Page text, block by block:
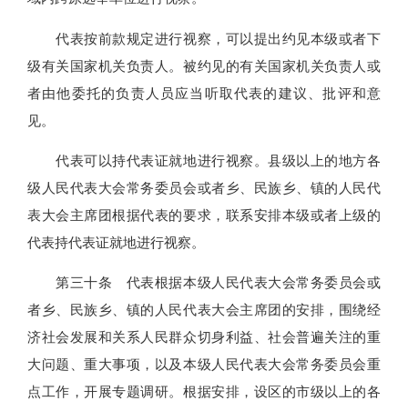
代表按前款规定进行视察，可以提出约见本级或者下
级有关国家机关负责人。被约见的有关国家机关负责人或
者由他委托的负责人员应当听取代表的建议、批评和意
见。
代表可以持代表证就地进行视察。县级以上的地方各
级人民代表大会常务委员会或者乡、民族乡、镇的人民代
表大会主席团根据代表的要求，联系安排本级或者上级的
代表持代表证就地进行视察。
第三十条 代表根据本级人民代表大会常务委员会或
者乡、民族乡、镇的人民代表大会主席团的安排，围绕经
济社会发展和关系人民群众切身利益、社会普遍关注的重
大问题、重大事项，以及本级人民代表大会常务委员会重
点工作，开展专题调研。根据安排，设区的市级以上的各